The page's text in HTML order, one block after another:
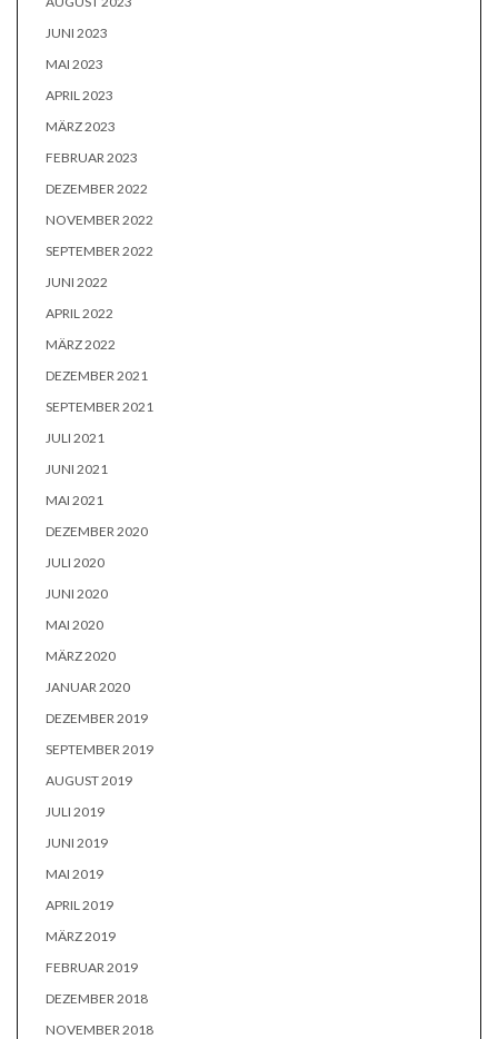
JUNI 2023
MAI 2023
APRIL 2023
MÄRZ 2023
FEBRUAR 2023
DEZEMBER 2022
NOVEMBER 2022
SEPTEMBER 2022
JUNI 2022
APRIL 2022
MÄRZ 2022
DEZEMBER 2021
SEPTEMBER 2021
JULI 2021
JUNI 2021
MAI 2021
DEZEMBER 2020
JULI 2020
JUNI 2020
MAI 2020
MÄRZ 2020
JANUAR 2020
DEZEMBER 2019
SEPTEMBER 2019
AUGUST 2019
JULI 2019
JUNI 2019
MAI 2019
APRIL 2019
MÄRZ 2019
FEBRUAR 2019
DEZEMBER 2018
NOVEMBER 2018